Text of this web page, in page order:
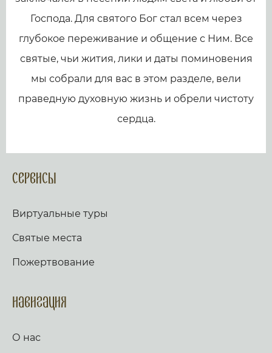
Господа. Для святого Бог стал всем через
глубокое переживание и общение с Ним. Все
святые, чьи жития, лики и даты поминовения
мы собрали для вас в этом разделе, вели
праведную духовную жизнь и обрели чистоту
сердца.
Сервисы
Виртуальные туры
Святые места
Пожертвование
Навигация
О нас